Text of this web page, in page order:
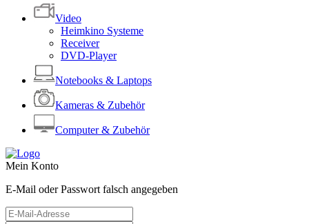
Video
Heimkino Systeme
Receiver
DVD-Player
Notebooks & Laptops
Kameras & Zubehör
Computer & Zubehör
Mein Konto
E-Mail oder Passwort falsch angegeben